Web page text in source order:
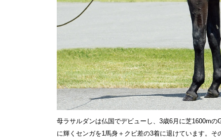
母ラサルダンは仏国でデビューし、3歳6月に芝1600m
に輝くセンガを1馬身＋クビ差の3着に退けています。